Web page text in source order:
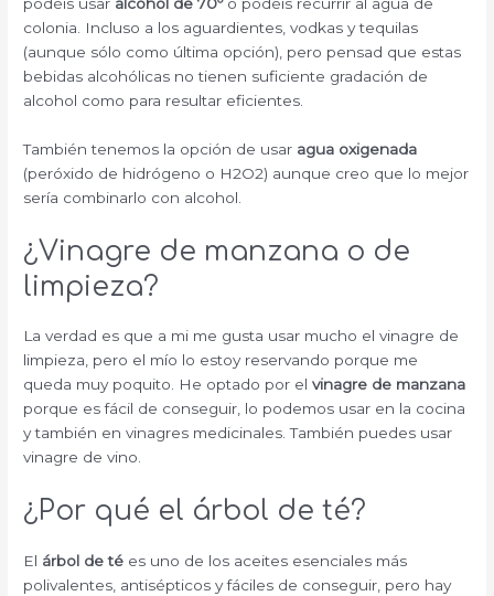
colonia. Incluso a los aguardientes, vodkas y tequilas
(aunque sólo como última opción), pero pensad que estas
bebidas alcohólicas no tienen suficiente gradación de
alcohol como para resultar eficientes.
También tenemos la opción de usar agua oxigenada
(peróxido de hidrógeno o H2O2) aunque creo que lo mejor
sería combinarlo con alcohol.
¿Vinagre de manzana o de
limpieza?
La verdad es que a mi me gusta usar mucho el vinagre de
limpieza, pero el mío lo estoy reservando porque me
queda muy poquito. He optado por elvinagre de manzana
porque es fácil de conseguir, lo podemos usar en la cocina
y también en vinagres medicinales. También puedes usar
vinagre de vino.
¿Por qué el árbol de té?
El árbol de té es uno de los aceites esenciales más
polivalentes, antisépticos y fáciles de conseguir, pero hay